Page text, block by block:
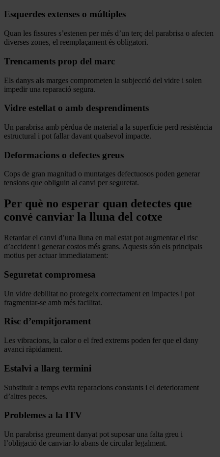
Esquerdes extenses o múltiples
Quan les fissures s’estenen per més d’un terç del parabrisa o afecten
diverses zones, el reemplaçament és obligatori.
Trencaments prop del marc
Els danys als marges comprometen la subjecció del vidre i solen
impedir una reparació segura.
Vidre estellat o amb desprendiments
Un parabrisa amb pèrdua de material a la superfície perd resistència
estructural i pot fallar davant qualsevol impacte.
Deformacions o defectes greus
Cops de gran magnitud o muntatges defectuosos poden generar
tensions que obliguin al canvi per seguretat.
Per què no esperar quan detectes que
convé canviar la lluna del cotxe
Retardar el canvi d’una lluna en mal estat pot augmentar el risc
d’accident i generar costos més grans. Aquests són els principals
motius per actuar immediatament:
Seguretat compromesa
Un vidre debilitat no protegeix correctament en impactes i pot
fragmentar-se amb més facilitat.
Risc d’empitjorament
Les vibracions, la calor o el fred extrems poden fer que el dany
avanci ràpidament.
Estalvi a llarg termini
Substituir a temps evita reparacions constants i el deteriorament
d’altres peces.
Problemes a la ITV
Un parabrisa greument danyat pot suposar una falta greu i
l’obligació de canviar-lo abans de circular legalment.